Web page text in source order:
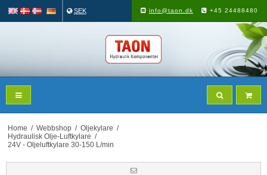
SEK info@taon.dk +45 24488480
Home / Webbshop / Oljekylare /
Hydraulisk Olje-Luftkylare /
24V - Oljeluftkylare 30-150 L/min